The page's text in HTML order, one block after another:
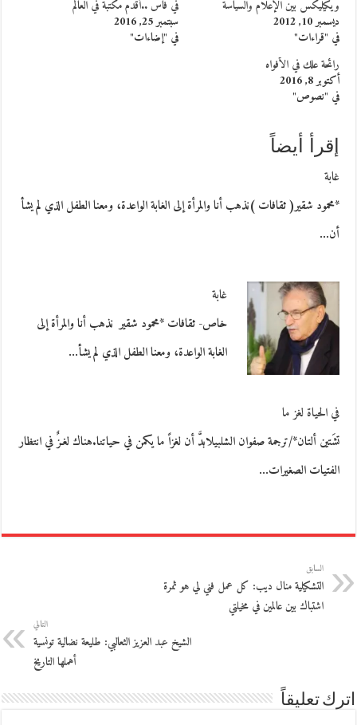
ويكيليكس بين الإعلام والسّياسة
ديسمبر 10, 2012
في "قراءات"
في فاس ..أقدم مكتبة في العالم
سبتمبر 25, 2016
في "إضاءات"
رائحة علك في الأفواه
أكتوبر 8, 2016
في "نصوص"
إقرأ أيضاً
غابة
*محمود شقير( ثقافات )نذهب أنا والمرأة إلى الغابة الواعدة، ومعنا الطفل الذي لم يشأ
أن…
غابة
خاص- ثقافات *محمود شقير نذهب أنا والمرأة إلى
الغابة الواعدة، ومعنا الطفل الذي لم يشأ…
في الحياة لغز ما
تشَتين ألتان*/ترجمة صفوان الشلبيلابدَّ أن لغزاً ما يكمن في حياتنا.هناك لغـزٌ في انتظار
الفتيات الصغيرات…
السابق
التشكيلية منال ديب: كل عمل فني لي هو ثمرة
اشتباك بين عالمين في مخيلتي
التالي
الشيخ عبد العزيز الثعالبي: طليعة نضالية تونسية
أهملها التاريخ
اترك تعليقاً